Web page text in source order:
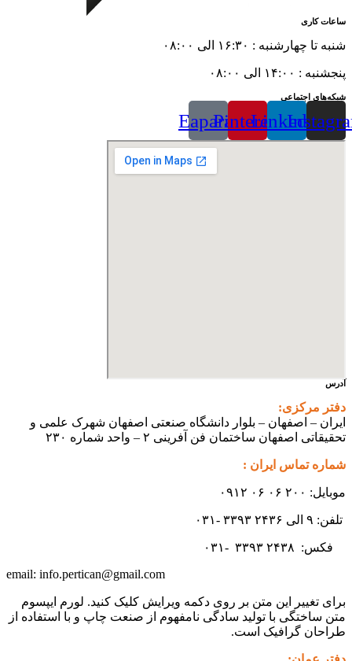
ساعات کاری
شنبه تا چهارشنبه : ۱۶:۳۰ الی ۰۸:۰۰
پنجشنبه : ۱۴:۰۰ الی ۰۸:۰۰
شبکه‌های اجتماعی
Linkedin
Pinterest
Eaparat
آدرس
دفتر مرکزی:
ایران – اصفهان – بلوار دانشگاه صنعتی اصفهان شهرک علمی و
تحقیقاتی اصفهان ساختمان فن آفرینی ۲ – واحد شماره ۲۳۰
شماره تماس ایران :
موبایل: ۲۰۰ ۰۶ ۰۶ ۰۹۱۲
تلفن: ۹ الی ۲۴۳۶ ۳۳۹۳ -۰۳۱
فکس: ۳۳۹۳ ۲۴۳۸ -۰۳۱
info.pertican@gmail.com
برای تغییر این متن بر روی دکمه ویرایش کلیک کنید. لورم ایپسوم
متن ساختگی با تولید سادگی نامفهوم از صنعت چاپ و با استفاده از
طراحان گرافیک است.